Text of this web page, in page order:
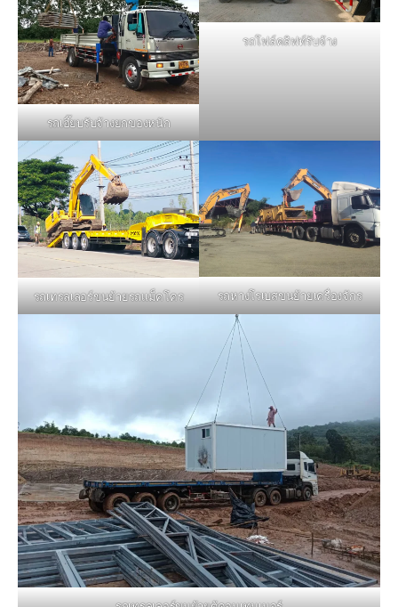
รถเฮี๊ยบรับจ้างยกของหนัก
รถโฟล์คลิฟท์รับจ้าง
รถเทรลเลอร์ขนย้ายรถแม็คโคร รถหางโรเบสขนย้ายเครื่องจักร